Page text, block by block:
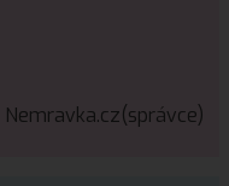
Nemravka.cz(správce)